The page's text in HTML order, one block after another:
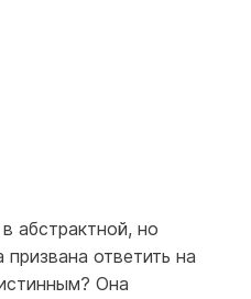
абстрактной, но
ответить на
Она